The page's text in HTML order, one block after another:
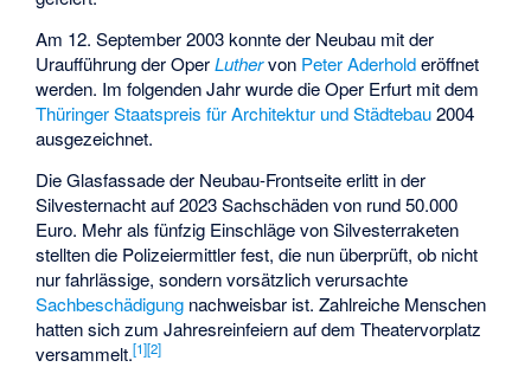
Am 12. September 2003 konnte der Neubau mit der
Uraufführung der OperLuthervon Peter Aderholderöffnet
werden. Im folgenden Jahr wurde die Oper Erfurt mit dem
Thüringer Staatspreis für Architektur und Städtebau2004
ausgezeichnet.
Die Glasfassade der Neubau-Frontseite erlitt in der
Silvesternacht auf 2023 Sachschäden von rund 50.000
Euro. Mehr als fünfzig Einschläge von Silvesterraketen
stellten die Polizeiermittler fest, die nun überprüft, ob nicht
nurfahrlässige, sondern vorsätzlich verursachte
Sachbeschädigung nachweisbar ist. Zahlreiche Menschen
hatten sich zum Jahresreinfeiern auf dem Theatervorplatz
versammelt.[1][2]